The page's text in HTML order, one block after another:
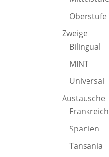
Oberstufe
Zweige
Bilingual
MINT
Universal
Austausche
Frankreich
Spanien
Tansania